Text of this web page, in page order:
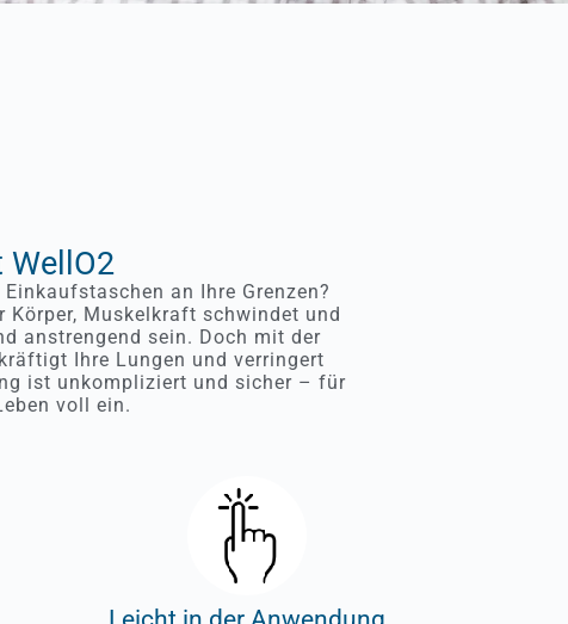
an Ihre Grenzen?
Muskelkraft schwindet und
anstrengend sein. Doch mit der
Ihre Lungen und verringert
ist unkompliziert und sicher – für
voll ein.